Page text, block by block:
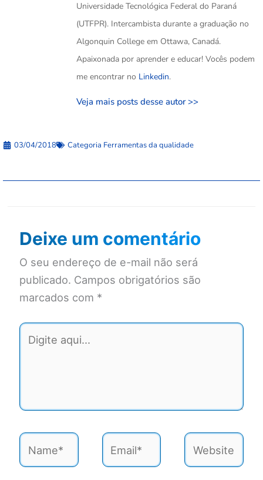
Universidade Tecnológica Federal do Paraná
(UTFPR). Intercambista durante a graduação no
Algonquin College em Ottawa, Canadá.
Apaixonada por aprender e educar! Vocês podem
me encontrar no Linkedin.
Veja mais posts desse autor >>
03/04/2018 Categoria Ferramentas da qualidade
Deixe um comentário
O seu endereço de e-mail não será
publicado. Campos obrigatórios são
marcados com *
Digite
aqui...
Name* Email* Website